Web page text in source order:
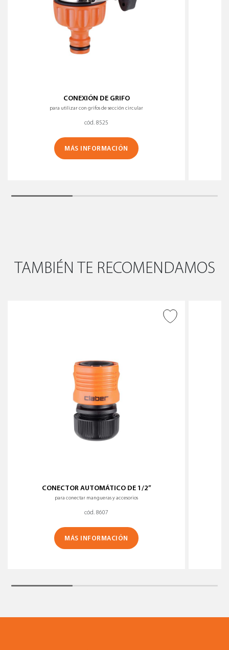
CONEXIÓN DE GRIFO
para utilizar con grifos de sección circular
cód. 8525
MÁS INFORMACIÓN
TAMBIÉN TE RECOMENDAMOS
CONECTOR AUTOMÁTICO DE 1/2”
para conectar mangueras y accesorios
cód. 8607
MÁS INFORMACIÓN